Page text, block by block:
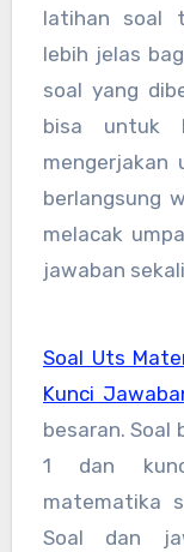
latihan soal
lebih jelas
soal yang
bisa untuk
mengerjakan
berlangsung
melacak
jawaban
Soal Uts
Kunci
besaran. Soal
1 dan
matematika
Soal dan